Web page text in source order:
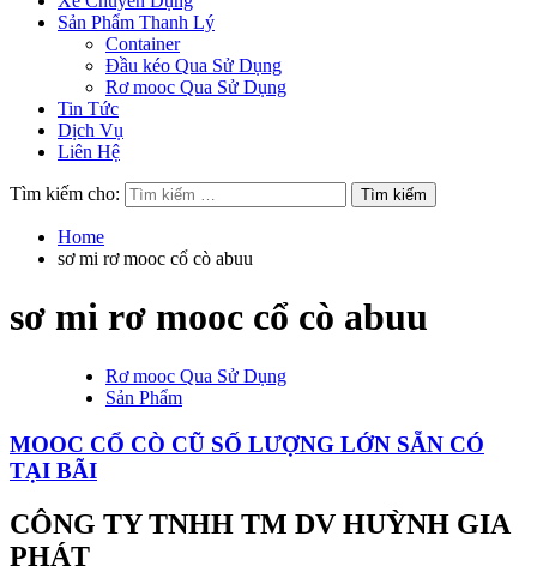
Sản Phẩm Thanh Lý
Container
Đầu kéo Qua Sử Dụng
Rơ mooc Qua Sử Dụng
Tin Tức
Dịch Vụ
Liên Hệ
Tìm kiếm cho:
Home
sơ mi rơ mooc cổ cò abuu
sơ mi rơ mooc cổ cò abuu
Rơ mooc Qua Sử Dụng
Sản Phẩm
MOOC CỔ CÒ CŨ SỐ LƯỢNG LỚN SẴN CÓ
TẠI BÃI
CÔNG TY TNHH TM DV HUỲNH GIA
PHÁT